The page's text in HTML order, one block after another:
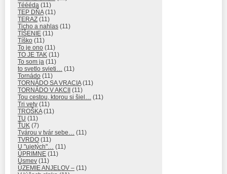
Téééda (11)
TEP DŇA(11)
TERAZ (11)
Ticho a nahlas (11)
TÍŠENIE (11)
Tíško (11)
To je ono (11)
TO JE TAK (11)
To som ja (11)
to svetlo svieti… (11)
Tornádo (11)
TORNÁDO SA VRACIA(11)
TORNÁDO V AKCII (11)
Tou cestou, ktorou si šiel… (11)
Tri vety (11)
TROŠKA(11)
TU (11)
ŤUK (7)
Tvárou v tvár sebe… (11)
TVRDO (11)
U "ujetých"… (11)
ÚPRIMNE (11)
Úsmev (11)
ÚZEMIE ANJELOV – (11)